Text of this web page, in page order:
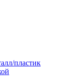
пластик